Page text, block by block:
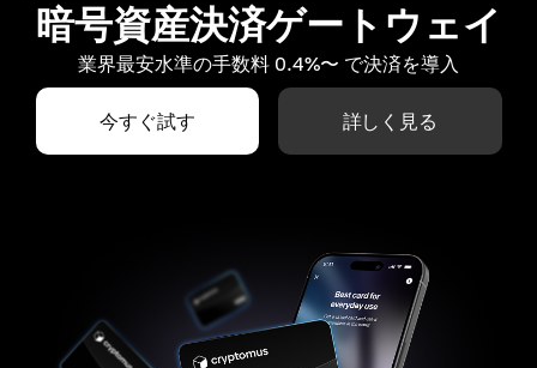
暗号資産決済ゲートウェイ
業界最安水準の手数料 0.4%〜 で決済を導入
今すぐ試す 詳しく見る